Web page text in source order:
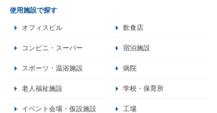
使用施設で探す
オフィスビル 飲食店
コンビニ・スーパー 宿泊施設
スポーツ・温浴施設 病院
老人福祉施設 学校・保育所
イベント会場・仮設施設 工場